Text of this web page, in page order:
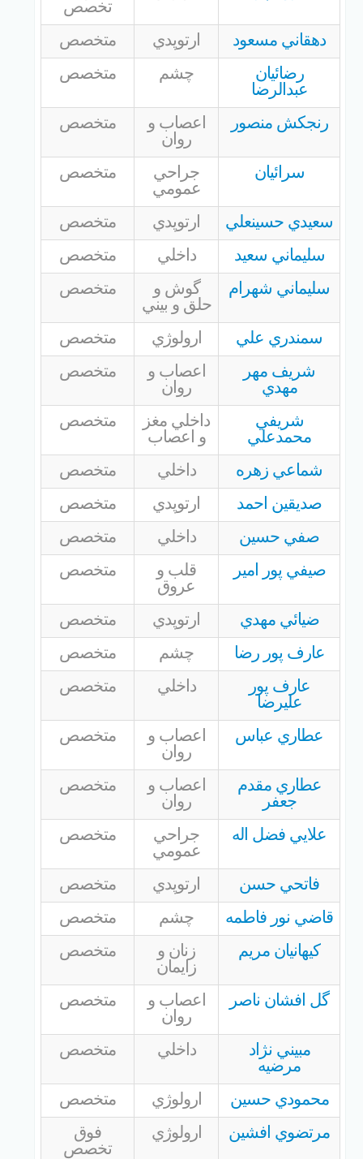
تخصص
دهقاني مسعود
ارتوپدي
متخصص
رضائيان
عبدالرضا
چشم متخصص
رنجكش منصور
اعصاب و
روان
متخصص
سرائيان
جراحي
عمومي
متخصص
سعيدي حسينعلي ارتوپدي
متخصص
سليماني سعيد
داخلي
متخصص
سليماني شهرام
گوش و
حلق و بيني
متخصص
سمندري علي ارولوژي
متخصص
شريف مهر
مهدي
اعصاب و
روان
متخصص
شريفي
محمدعلي
داخلي مغز
و اعصاب
متخصص
شماعي زهره داخلي
متخصص
صديقين احمد
ارتوپدي
متخصص
صفي حسين
داخلي
متخصص
صيفي پور امير
قلب و
عروق
متخصص
ضيائي مهدي ارتوپدي
متخصص
عارف پور رضا
چشم
متخصص
عارف پور
عليرضا
داخلي متخصص
عطاري عباس
اعصاب و
روان
متخصص
عطاري مقدم
جعفر
اعصاب و
روان
متخصص
علايي فضل اله
جراحي
عمومي
متخصص
فاتحي حسن ارتوپدي
متخصص
قاضي نور فاطمه
چشم
متخصص
كيهانيان مريم
زنان و
زايمان
متخصص
گل افشان ناصر
اعصاب و
روان
متخصص
مبيني نژاد
مرضيه
داخلي متخصص
محمودي حسين ارولوژي
متخصص
مرتضوي افشين
ارولوژي
فوق
تخصص